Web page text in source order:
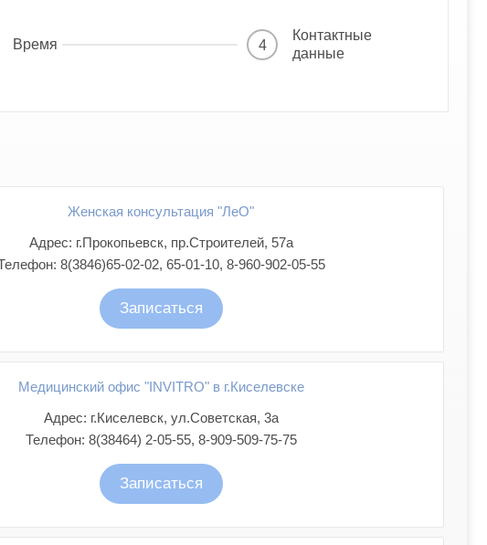
Время 4
Контактные
данные
Женская консультация "ЛеО"
Адрес: г.Прокопьевск, пр.Строителей, 57а
8(3846)65-02-02, 65-01-10, 8-960-902-05-55
Записаться
Медицинский офис "INVITRO" в г.Киселевске
Адрес: г.Киселевск, ул.Советская, 3а
Телефон: 8(38464) 2-05-55, 8-909-509-75-75
Записаться